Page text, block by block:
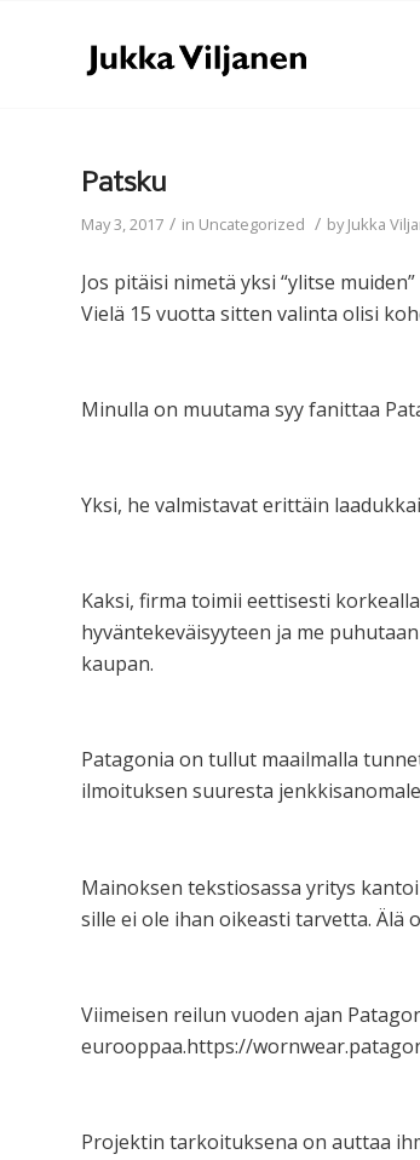
Patsku
May 3, 2017 / in Uncategorized / byJukka
Jos pitäisi nimetä yksi “ylitse
Vielä 15 vuotta sitten valinta olisi
Minulla on muutama syy fanittaa
Yksi, he valmistavat erittäin
Kaksi, firma toimii eettisesti
hyväntekeväisyyteen ja me
kaupan.
Patagonia on tullut maailmalla
ilmoituksen suuresta
Mainoksen tekstiosassa yritys
sille ei ole ihan oikeasti tarvetta. Älä
Viimeisen reilun vuoden ajan
eurooppaa.https://
Projektin tarkoituksena on auttaa